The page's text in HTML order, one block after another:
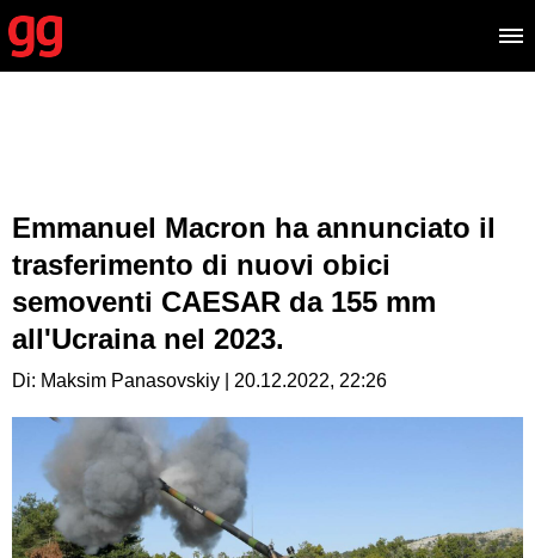
Emmanuel Macron ha annunciato il
trasferimento di nuovi obici
semoventi CAESAR da 155 mm
all'Ucraina nel 2023.
Di: Maksim Panasovskiy | 20.12.2022, 22:26